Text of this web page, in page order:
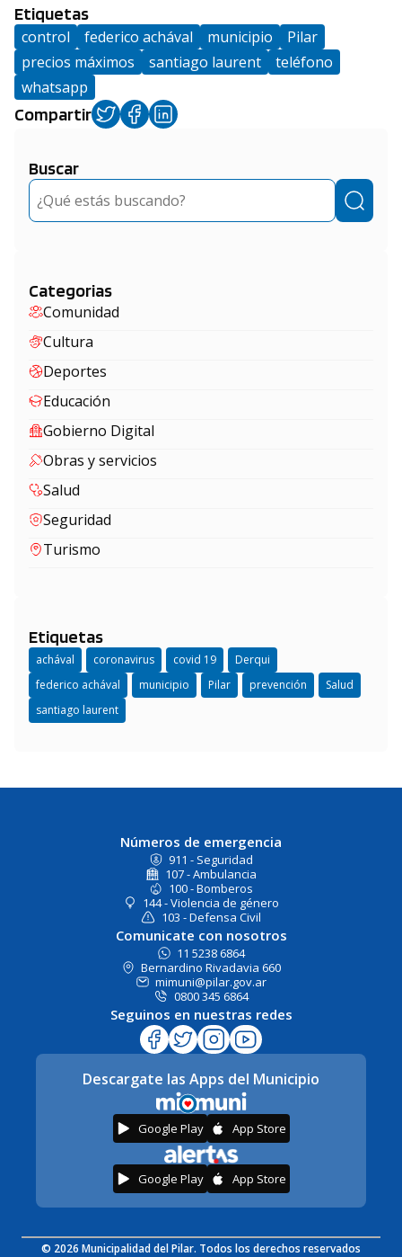
Etiquetas
control federico achával municipio
Pilar
precios máximos
santiago laurent
teléfono
whatsapp
Compartir
Buscar
Buscar
Categorias
Comunidad
Cultura
Deportes
Educación
Gobierno Digital
Obras y servicios
Salud
Seguridad
Turismo
Etiquetas
achával coronavirus covid 19
Derqui
federico achával
municipio Pilar prevención
Salud
santiago laurent
Números de emergencia
911 - Seguridad
107 - Ambulancia
100 - Bomberos
144 - Violencia de género
103 - Defensa Civil
Comunicate con nosotros
11 5238 6864
Bernardino Rivadavia 660
mimuni@pilar.gov.ar
0800 345 6864
Seguinos en nuestras redes
Descargate las Apps del Municipio
Google Play App Store
Google Play App Store
© 2026 Municipalidad del Pilar. Todos los derechos reservados